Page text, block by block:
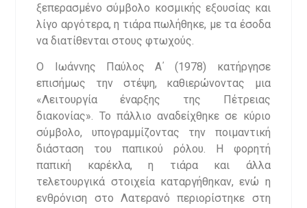
ξεπερασμένο σύμβολο κοσμικής εξουσίας και
λίγο αργότερα, η τιάρα πωλήθηκε, με τα έσοδα
να διατίθενται στους φτωχούς.
Ο Ιωάννης Παύλος Α΄ (1978) κατήργησε
επισήμως την στέψη, καθιερώνοντας μια
«Λειτουργία έναρξης της Πέτρειας
διακονίας». Το πάλλιο αναδείχθηκε σε κύριο
σύμβολο, υπογραμμίζοντας την ποιμαντική
διάσταση του παπικού ρόλου. Η φορητή
παπική καρέκλα, η τιάρα και άλλα
τελετουργικά στοιχεία καταργήθηκαν, ενώ η
ενθρόνιση στο Λατερανό περιορίστηκε στη